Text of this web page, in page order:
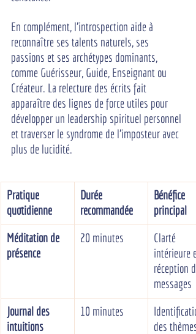
En complément, l'introspection aide à
reconnaître ses talents naturels, ses
passions et ses archétypes dominants,
comme Guérisseur, Guide, Enseignant ou
Créateur. La relecture des écrits fait
apparaître des lignes de force utiles pour
développer un leadership spirituel personnel
et traverser le syndrome de l'imposteur avec
plus de lucidité.
Pratique
quotidienne
Durée
recommandée
Bénéfice
principal
Méditation de
présence
20 minutes
Clarté
intérieure et
réception
messages
Journal des
intuitions
10 minutes
des thèmes